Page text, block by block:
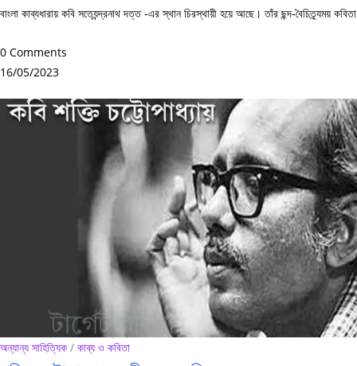
বাংলা কাব্যধারায় কবি সত্যেন্দ্রনাথ দত্ত -এর স্থান চিরস্থায়ী হয়ে আছে। তাঁর ছন্দ-বৈচিত্র্যময়
0 Comments
16/05/2023
অন্যান্য সাহিত্যিক / কাব্য ও কবিতা